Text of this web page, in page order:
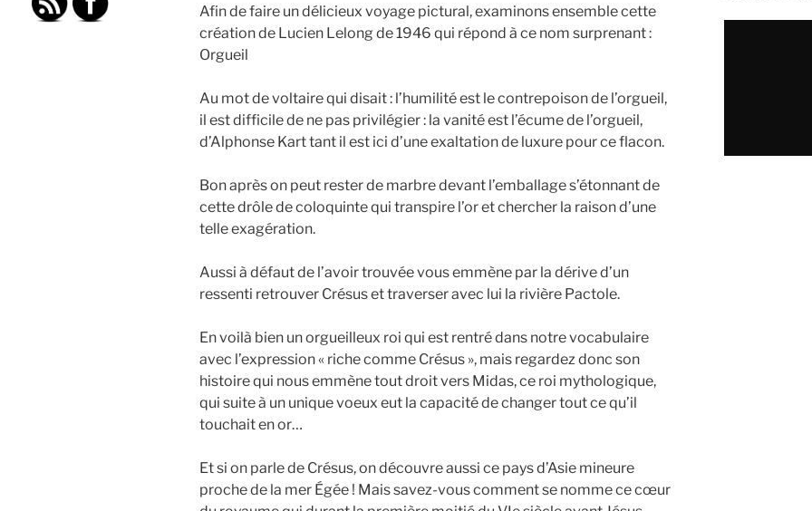
Afin de faire un délicieux voyage pictural, examinons ensemble cette
création de Lucien Lelong de 1946 qui répond à ce nom surprenant :
Orgueil
Au mot de voltaire qui disait : l’humilité est le contrepoison de l’orgueil,
il est difficile de ne pas privilégier : la vanité est l’écume de l’orgueil,
d’Alphonse Kart tant il est ici d’une exaltation de luxure pour ce flacon.
Bon après on peut rester de marbre devant l’emballage s’étonnant de
cette drôle de coloquinte qui transpire l’or et chercher la raison d’une
telle exagération.
Aussi à défaut de l’avoir trouvée vous emmène par la dérive d’un
ressenti retrouver Crésus et traverser avec lui la rivière Pactole.
En voilà bien un orgueilleux roi qui est rentré dans notre vocabulaire
avec l’expression « riche comme Crésus », mais regardez donc son
histoire qui nous emmène tout droit vers Midas, ce roi mythologique,
qui suite à un unique voeux eut la capacité de changer tout ce qu’il
touchait en or…
Et si on parle de Crésus, on découvre aussi ce pays d’Asie mineure
proche de la mer Égée ! Mais savez-vous comment se nomme ce cœur